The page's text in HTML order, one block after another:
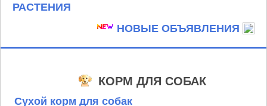
РАСТЕНИЯ
НОВЫЕ ОБЪЯВЛЕНИЯ
КОРМ ДЛЯ СОБАК
Сухой корм для собак